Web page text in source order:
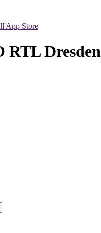
Store
Dresden